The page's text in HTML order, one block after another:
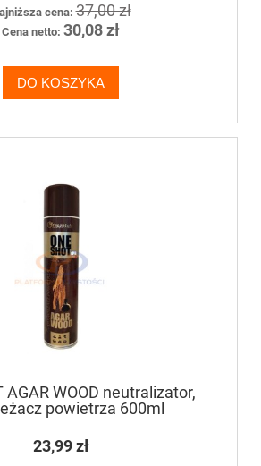
cena:37,00 zł
Cena netto: 30,08 zł
DO KOSZYKA
AGAR WOOD neutralizator,
powietrza 600ml
23,99 zł